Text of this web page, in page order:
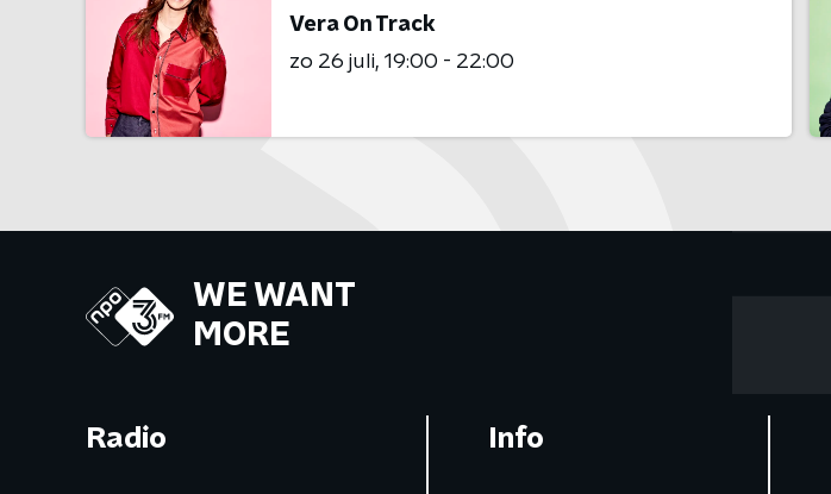
Vera On Track
zo 26 juli 19:00 - 22:00
WE WANT
MORE
Radio Info